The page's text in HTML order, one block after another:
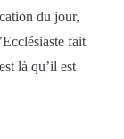
du jour,
fait
là qu’il est